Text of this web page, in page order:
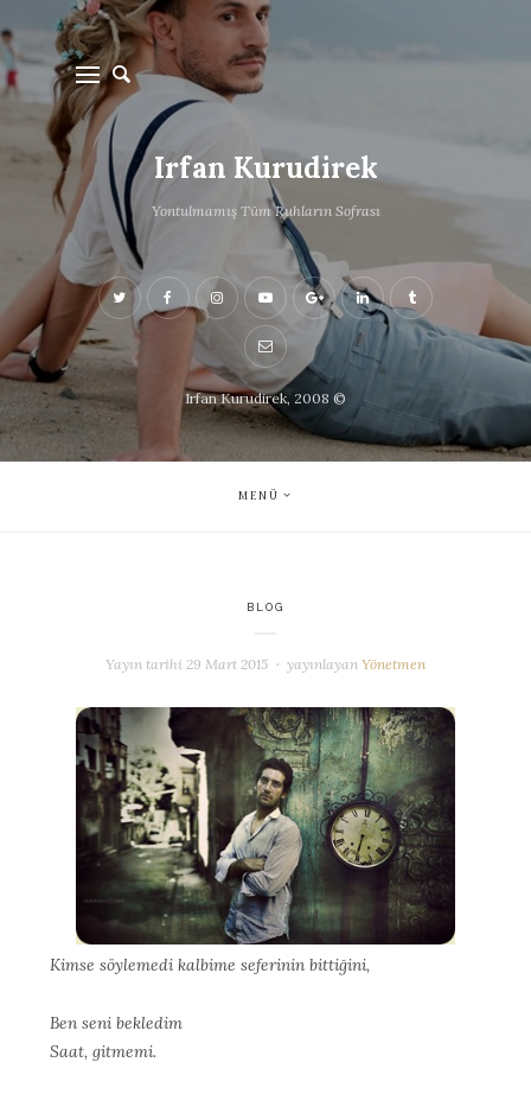
Irfan Kurudirek
Yontulmamış Tüm Ruhların Sofrası
Irfan Kurudirek, 2008 ©
MENÜ
BLOG
Yayın tarihi 29 Mart 2015 yayınlayanYönetmen
Kimse söylemedi kalbime seferinin bittiğini,
Ben seni bekledim
Saat, gitmemi.